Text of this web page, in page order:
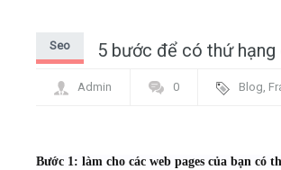
5 bước để có thứ
Seo
Admin 0 Blog,
Bước 1: làm cho các web pages của bạn có